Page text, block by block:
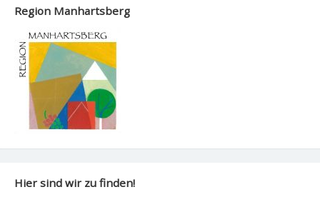
Region Manhartsberg
Hier sind wir zu finden!